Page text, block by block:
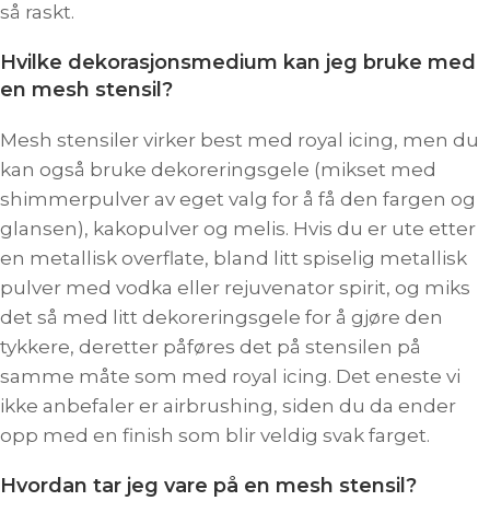
så raskt.
Hvilke dekorasjonsmedium kan jeg bruke med
en mesh stensil?
Mesh stensiler virker best med royal icing, men du
kan også bruke dekoreringsgele (mikset med
shimmerpulver av eget valg for å få den fargen og
glansen), kakopulver og melis. Hvis du er ute etter
en metallisk overflate, bland litt spiselig metallisk
pulver med vodka eller rejuvenator spirit, og miks
det så med litt dekoreringsgele for å gjøre den
tykkere, deretter påføres det på stensilen på
samme måte som med royal icing. Det eneste vi
ikke anbefaler er airbrushing, siden du da ender
opp med en finish som blir veldig svak farget.
Hvordan tar jeg vare på en mesh stensil?